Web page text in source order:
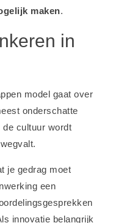
maken.
in
model gaat over
onderschatte
de cultuur wordt
je gedrag moet
een
innovatie belangrijk